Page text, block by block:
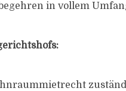
in vollem